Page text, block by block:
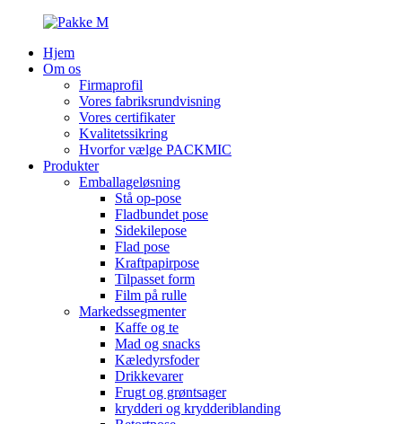
Hjem
Om os
Firmaprofil
Vores fabriksrundvisning
Vores certifikater
Kvalitetssikring
Hvorfor vælge PACKMIC
Produkter
Emballageløsning
Stå op-pose
Fladbundet pose
Sidekilepose
Flad pose
Kraftpapirpose
Tilpasset form
Film på rulle
Markedssegmenter
Kaffe og te
Mad og snacks
Kæledyrsfoder
Drikkevarer
Frugt og grøntsager
krydderi og krydderiblanding